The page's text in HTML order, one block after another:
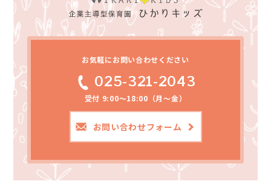
お気軽にお問い合わせください
025-321-2043
受付 9:00～18:00（月～金）
お問い合わせフォーム